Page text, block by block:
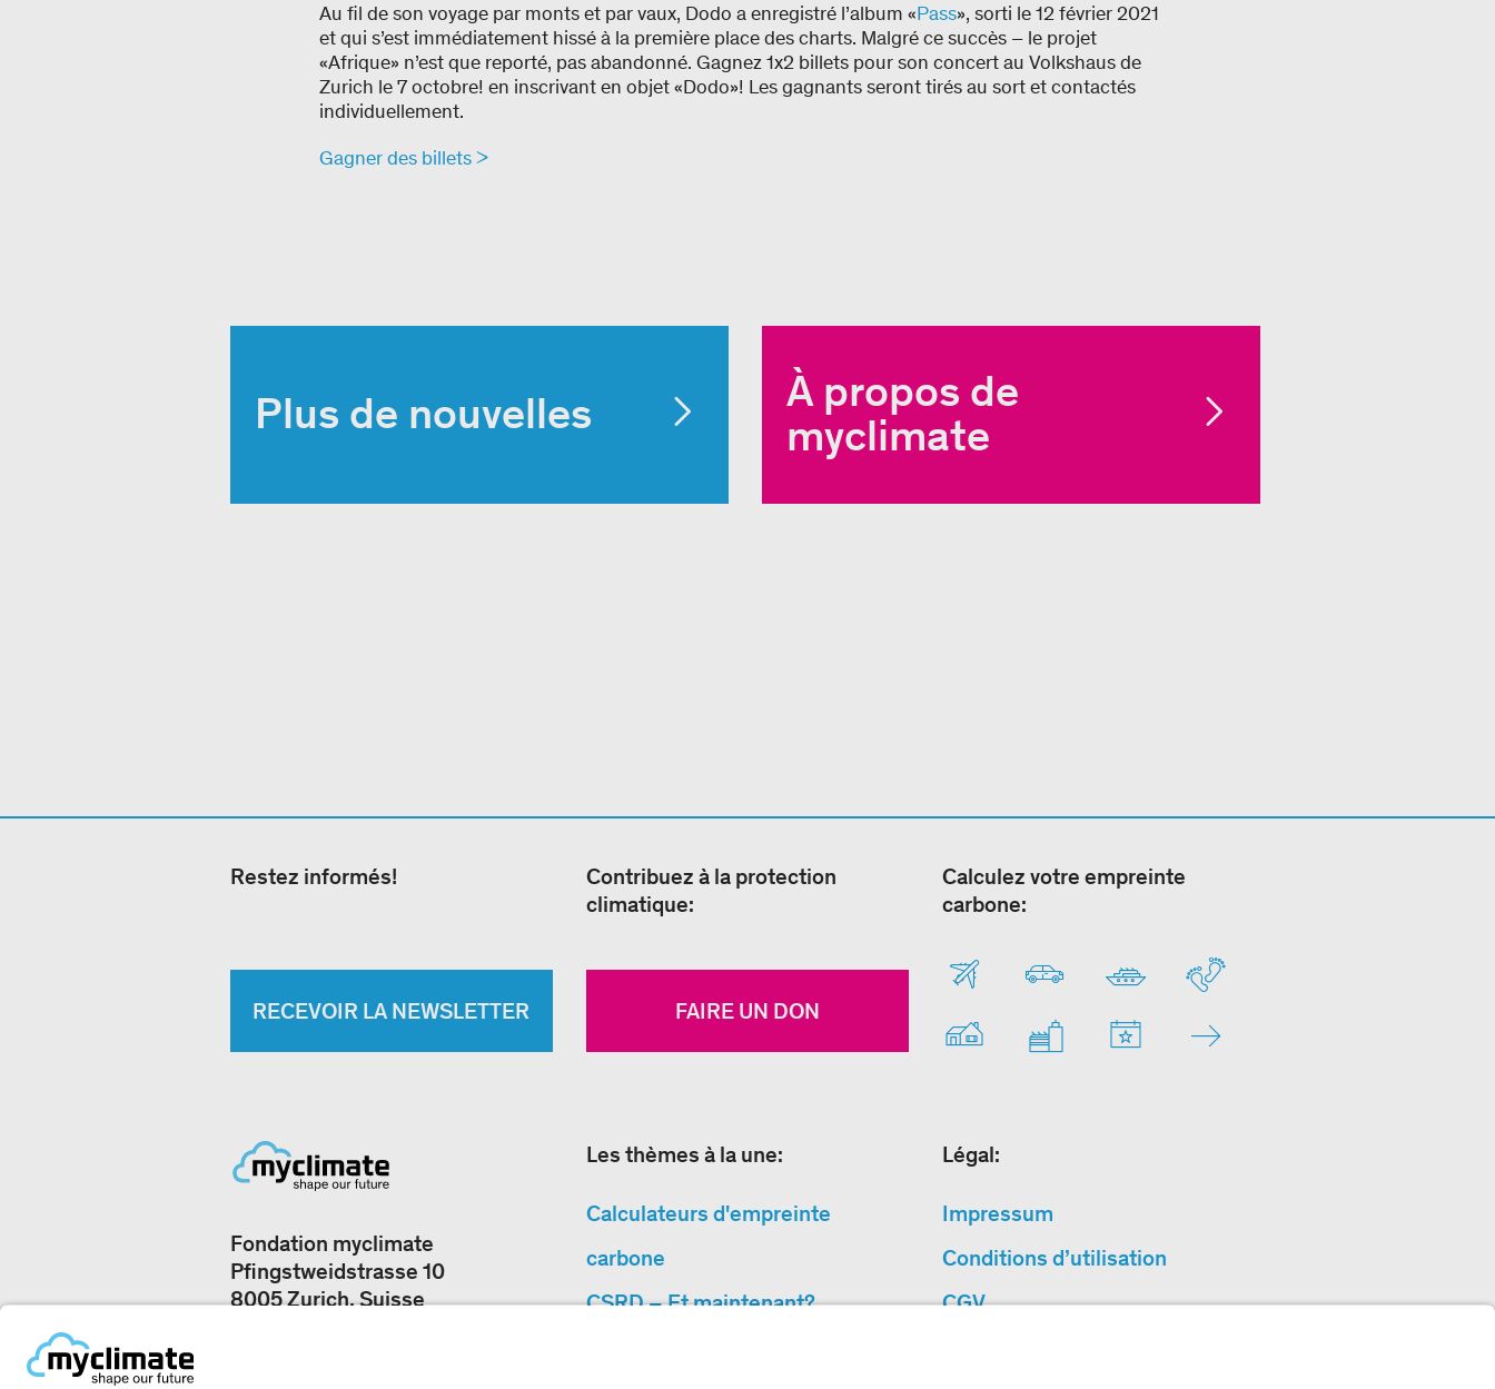
Au fil de son voyage par monts et par vaux, Dodo a enregistré l’album «Pass», sorti le 12 février 2021
et qui s’est immédiatement hissé à la première place des charts. Malgré ce succès – le projet
«Afrique» n’est que reporté, pas abandonné. Gagnez 1x2 billets pour son concert au Volkshaus de
Zurich le 7 octobre! en inscrivant en objet «Dodo»! Les gagnants seront tirés au sort et contactés
individuellement.
Gagner des billets >
Plus de nouvelles
À propos de
myclimate
Restez informés!
RECEVOIR LA NEWSLETTER
Contribuez à la protection
climatique:
FAIRE UN DON
Calculez votre empreinte
carbone:
Fondation myclimate
Pfingstweidstrasse 10
8005 Zurich, Suisse
Les thèmes à la une:
Calculateurs d'empreinte
carbone
CSRD – Et maintenant?
Légal:
Impressum
Conditions d’utilisation
CGV